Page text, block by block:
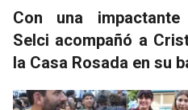
Con una impactante
Selci acompañó a
la Casa Rosada en su